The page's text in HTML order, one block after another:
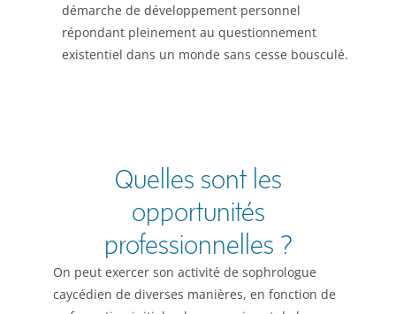
démarche de développement personnel
répondant pleinement au questionnement
existentiel dans un monde sans cesse bousculé.
Quelles sont les
opportunités
professionnelles ?
On peut exercer son activité de sophrologue
caycédien de diverses manières, en fonction de